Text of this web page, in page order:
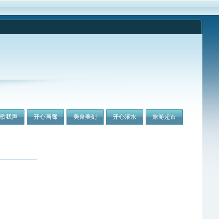
我声 开心画廊 美食美刻 开心灌水 旅游超市